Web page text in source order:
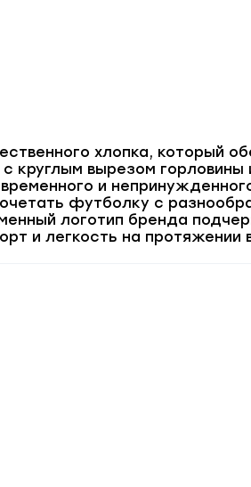
хлопка, который
круглым вырезом горловины
и
футболку с
логотип бренда
и легкость на протяжении